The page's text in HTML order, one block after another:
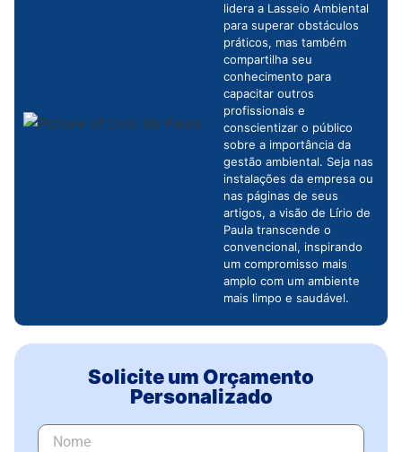
lidera a Lasseio Ambiental
para superar obstáculos
práticos, mas também
compartilha seu
conhecimento para
capacitar outros
profissionais e
conscientizar o público
sobre a importância da
gestão ambiental. Seja nas
instalações da empresa ou
nas páginas de seus
artigos, a visão de Lírio de
Paula transcende o
convencional, inspirando
um compromisso mais
amplo com um ambiente
mais limpo e saudável.
Solicite um Orçamento
Personalizado